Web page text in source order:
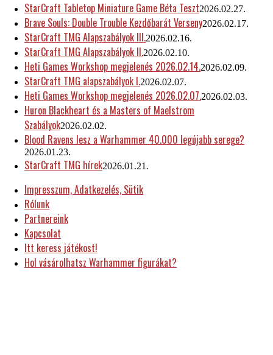
StarCraft Tabletop Miniature Game Béta Teszt2026.02.27.
Brave Souls: Double Trouble Kezdőbarát Verseny2026.02.17.
StarCraft TMG Alapszabályok III.2026.02.16.
StarCraft TMG Alapszabályok II.2026.02.10.
Heti Games Workshop megjelenés 2026.02.14.2026.02.09.
StarCraft TMG alapszabályok I.2026.02.07.
Heti Games Workshop megjelenés 2026.02.07.2026.02.03.
Huron Blackheart és a Masters of Maelstrom
Szabályok2026.02.02.
Blood Ravens lesz a Warhammer 40.000 legújabb serege?
2026.01.23.
StarCraft TMG hírek2026.01.21.
Impresszum, Adatkezelés, Sütik
Rólunk
Partnereink
Kapcsolat
Itt keress játékost!
Hol vásárolhatsz Warhammer figurákat?